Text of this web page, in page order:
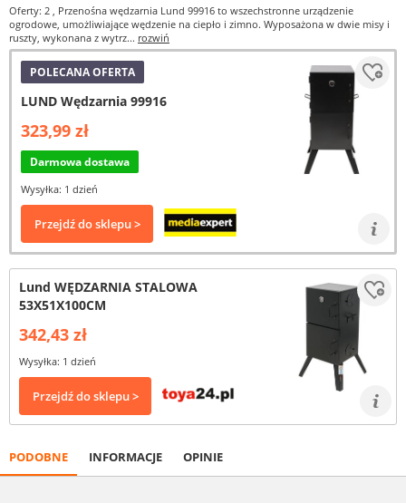
Oferty: 2 , Przenośna wędzarnia Lund 99916 to wszechstronne urządzenie
ogrodowe, umożliwiające wędzenie na ciepło i zimno. Wyposażona w dwie misy i
ruszty, wykonana z wytrz... rozwiń
POLECANA OFERTA
LUND Wędzarnia 99916
323,99 zł
Darmowa dostawa
Wysyłka: 1 dzień
Przejdź do sklepu >
Lund WĘDZARNIA STALOWA
53X51X100CM
342,43 zł
Wysyłka: 1 dzień
Przejdź do sklepu >
PODOBNE INFORMACJE OPINIE